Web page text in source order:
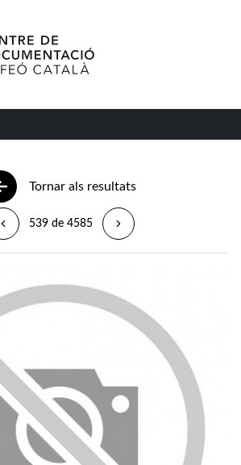
Tornar als resultats
539 de 4585